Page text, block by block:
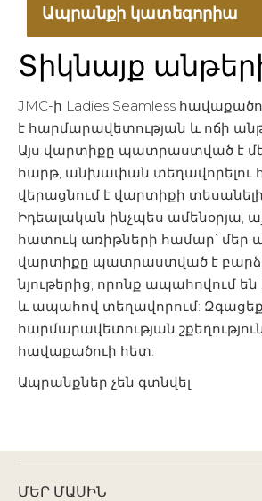
Ապրանքի կատեգորիա
Տիկնայք
JMC-ի Ladies Seamless
է հարմարավետության և ոճի
Այս վարտիքը պատրաստված է
հարթ, անխափան տեղավորելու
վերացնում է վարտիքի
Իդեալական ինչպես ամենօրյա,
հատուկ առիթների համար՝ մեր
վարտիքը պատրաստված է
նյութերից, որոնք ապահովում
և ապահով տեղավորում:
հարմարավետության
հավաքածուի հետ:
Ապրանքներ չեն գտնվել
ՄԵՐ ՄԱՍԻՆ